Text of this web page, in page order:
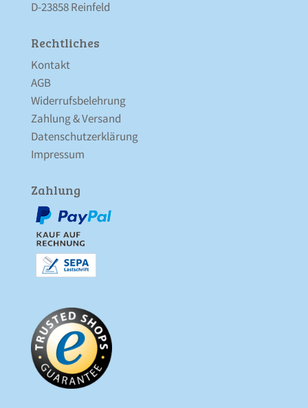
D-23858 Reinfeld
Rechtliches
Kontakt
AGB
Widerrufsbelehrung
Zahlung & Versand
Datenschutz­erklärung
Impressum
Zahlung